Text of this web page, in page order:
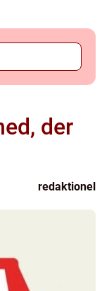
der
redaktionel